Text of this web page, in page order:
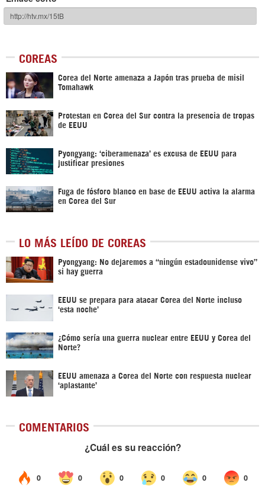
COREAS
Corea del Norte amenaza a Japón tras prueba de misil
Tomahawk
Protestan en Corea del Sur contra la presencia de tropas
de EEUU
Pyongyang: ‘ciberamenaza’ es excusa de EEUU para
justificar presiones
Fuga de fósforo blanco en base de EEUU activa la alarma
en Corea del Sur
LO MÁS LEÍDO DE COREAS
Pyongyang: No dejaremos a “ningún estadounidense vivo”
si hay guerra
EEUU se prepara para atacar Corea del Norte incluso
‘esta noche’
¿Cómo sería una guerra nuclear entre EEUU y Corea del
Norte?
EEUU amenaza a Corea del Norte con respuesta nuclear
‘aplastante’
COMENTARIOS